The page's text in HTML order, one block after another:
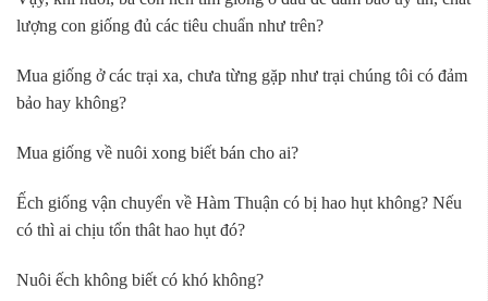
lượng con giống đủ các tiêu chuẩn như trên?
Mua giống ở các trại xa, chưa từng gặp như trại chúng tôi có đảm
bảo hay không?
Mua giống về nuôi xong biết bán cho ai?
Ếch giống vận chuyển về Hàm Thuận có bị hao hụt không? Nếu
có thì ai chịu tổn thât hao hụt đó?
Nuôi ếch không biết có khó không?